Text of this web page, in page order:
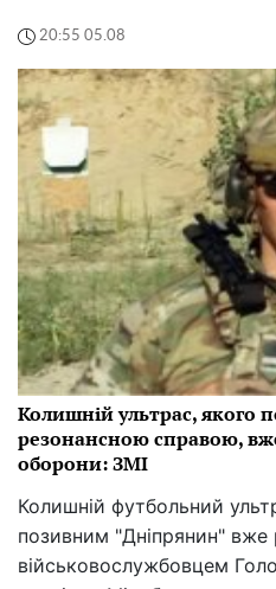
20:55 05.08
Колишній ультрас, якого
резонансною справою,
оборони: ЗМІ
Колишній футбольний
позивним "Дніпрянин" вже
військовослужбовцем